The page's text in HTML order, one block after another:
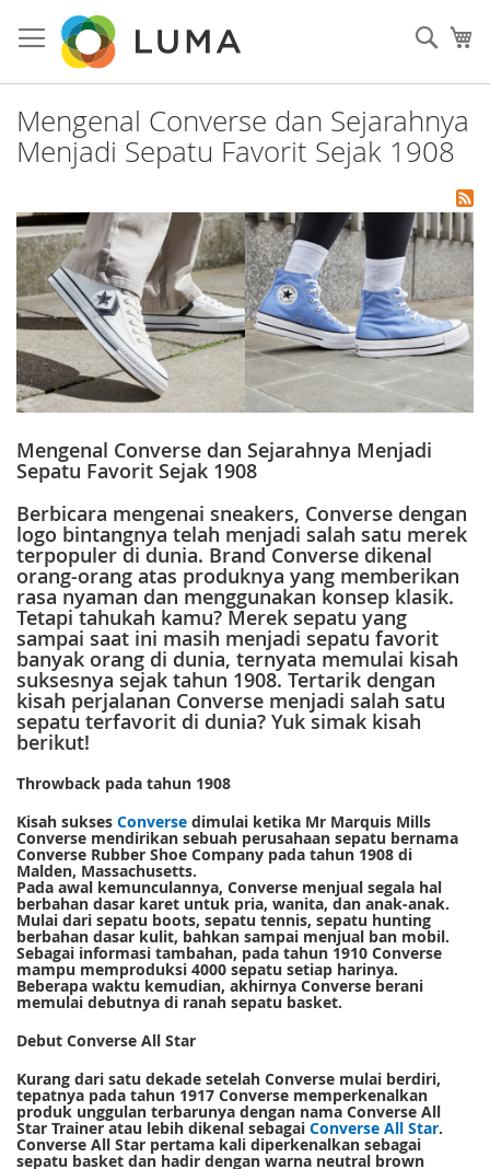
to
Content
Mengenal Converse dan Sejarahnya
Menjadi Sepatu Favorit Sejak 1908
Mengenal Converse dan Sejarahnya Menjadi
Sepatu Favorit Sejak 1908
Berbicara mengenai sneakers, Converse dengan
logo bintangnya telah menjadi salah satu merek
terpopuler di dunia. Brand Converse dikenal
orang-orang atas produknya yang memberikan
rasa nyaman dan menggunakan konsep klasik.
Tetapi tahukah kamu? Merek sepatu yang
sampai saat ini masih menjadi sepatu favorit
banyak orang di dunia, ternyata memulai kisah
suksesnya sejak tahun 1908. Tertarik dengan
kisah perjalanan Converse menjadi salah satu
sepatu terfavorit di dunia? Yuk simak kisah
berikut!
Throwback pada tahun 1908
Kisah sukses Converse dimulai ketika Mr Marquis Mills
Converse mendirikan sebuah perusahaan sepatu bernama
Converse Rubber Shoe Company pada tahun 1908 di
Malden, Massachusetts.
Pada awal kemunculannya, Converse menjual segala hal
berbahan dasar karet untuk pria, wanita, dan anak-anak.
Mulai dari sepatu boots, sepatu tennis, sepatu hunting
berbahan dasar kulit, bahkan sampai menjual ban mobil.
Sebagai informasi tambahan, pada tahun 1910 Converse
mampu memproduksi 4000 sepatu setiap harinya.
Beberapa waktu kemudian, akhirnya Converse berani
memulai debutnya di ranah sepatu basket.
Debut Converse All Star
Kurang dari satu dekade setelah Converse mulai berdiri,
tepatnya pada tahun 1917 Converse memperkenalkan
produk unggulan terbarunya dengan nama Converse All
Star Trainer atau lebih dikenal sebagai Converse All Star.
Converse All Star pertama kali diperkenalkan sebagai
sepatu basket dan hadir dengan warna neutral brown